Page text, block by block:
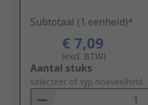
Subtotaal (1 eenheid)*
€ 7,09
(excl. BTW)
Add
to
Basket
Aantal stuks
selecteer of typ hoeveelheid